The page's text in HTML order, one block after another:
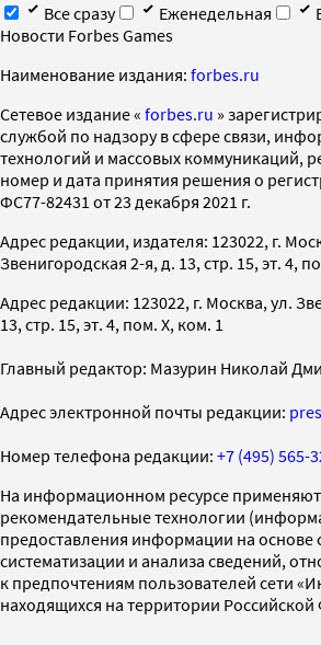
Все сразу
Еженедельная
Новости Forbes Games
Наименование издания: forbes.ru
Cетевое издание « forbes.ru »
службой по надзору в сфере связи,
технологий и массовых коммуникаций,
номер и дата принятия решения о
ФС77-82431 от 23 декабря 2021 г.
Адрес редакции, издателя: 123022, г.
Звенигородская 2-я, д. 13, стр. 15, эт. 4,
Адрес редакции: 123022, г. Москва, ул.
13, стр. 15, эт. 4, пом. X, ком. 1
Главный редактор: Мазурин Николай
Адрес электронной почты редакции:
Номер телефона редакции: +7 (495) 565-
На информационном ресурсе
рекомендательные технологии
предоставления информации на основе
систематизации и анализа сведений,
к предпочтениям пользователей сети
находящихся на территории